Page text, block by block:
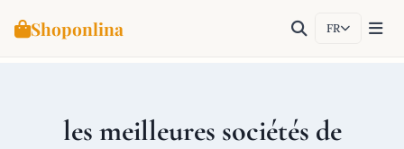
Shoponlina FR
les meilleures sociétés de